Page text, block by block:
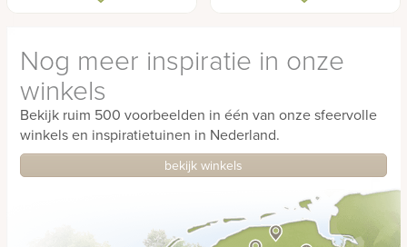
grafmonument
van Azul Macauba
Nog meer inspiratie in onze
winkels
Bekijk ruim 500 voorbeelden in één van onze sfeervolle
winkels en inspiratietuinen in Nederland.
bekijk winkels